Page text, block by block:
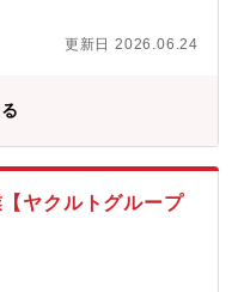
集背景】グループ規模の
業態ごとの会計処理の多
という狙いがあります。
ト経験を持ち業務プロセ
理マネージャー」を新た
共に創っていくための増
バックスグループ・関連
」にて、経理実務および
。■月次・四半期・年次決
は多岐にわたり、金融・
更新日 2026.06.24
ヤクルトグループ